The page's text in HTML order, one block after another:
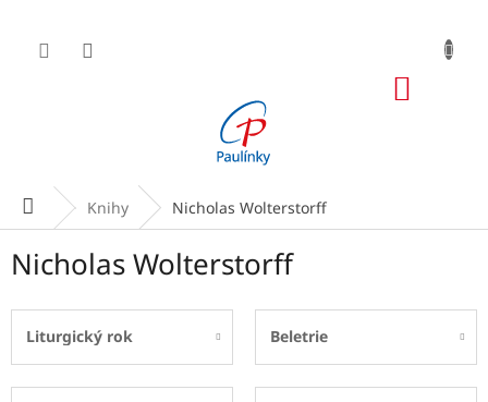
obsah
Domů Knihy Nicholas Wolterstorff
Nicholas Wolterstorff
Liturgický rok Beletrie